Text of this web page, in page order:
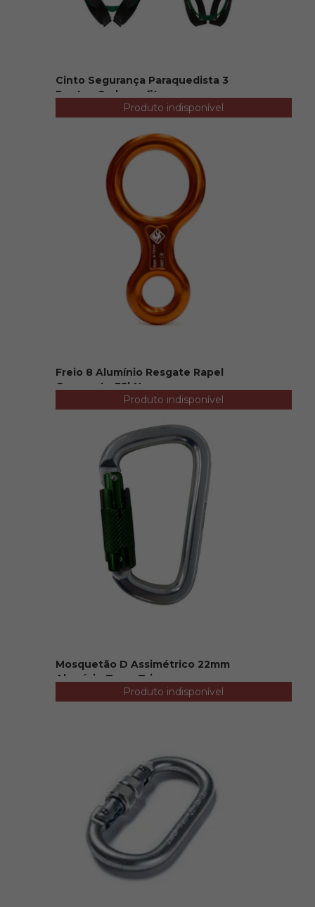
Cinto Segurança Paraquedista 3
Pontos Carbografit...
Produto indisponível
Freio 8 Alumínio Resgate Rapel
Compacto 35kN
Produto indisponível
Mosquetão D Assimétrico 22mm
Alumínio Trava Tri...
Produto indisponível